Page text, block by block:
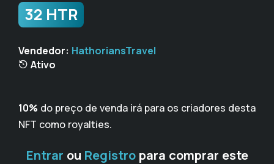
32 HTR
Vendedor: HathoriansTravel
Ativo
10% do preço de venda irá para os criadores desta
NFT como royalties.
Entrar ou Registropara comprar este